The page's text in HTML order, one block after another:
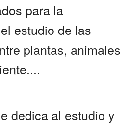
para la
estudio de las
plantas, animales
dedica al estudio y